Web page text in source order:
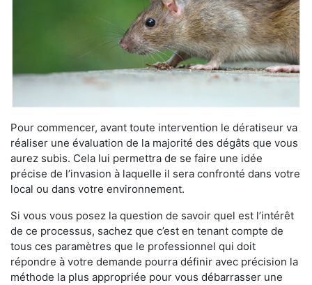
Pour commencer, avant toute intervention le dératiseur va
réaliser une évaluation de la majorité des dégâts que vous
aurez subis. Cela lui permettra de se faire une idée
précise de l’invasion à laquelle il sera confronté dans votre
local ou dans votre environnement.
Si vous vous posez la question de savoir quel est l’intérêt
de ce processus, sachez que c’est en tenant compte de
tous ces paramètres que le professionnel qui doit
répondre à votre demande pourra définir avec précision la
méthode la plus appropriée pour vous débarrasser une